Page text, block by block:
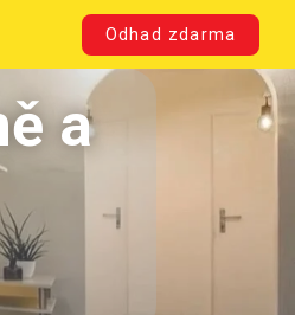
Odhad zdarma
a